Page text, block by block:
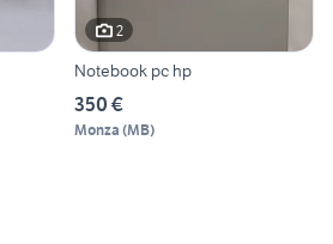
2
Notebook pc hp
350 €
Monza (MB)